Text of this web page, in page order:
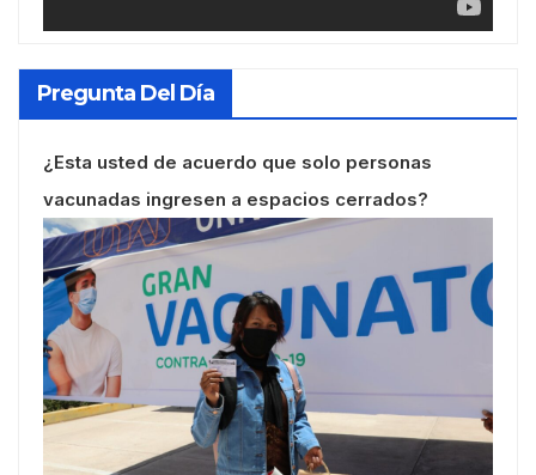
Pregunta Del Día
¿Esta usted de acuerdo que solo personas
vacunadas ingresen a espacios cerrados?